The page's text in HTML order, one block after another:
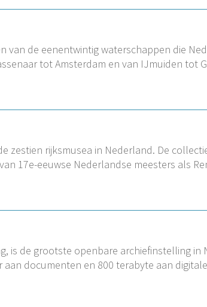
van de eenentwintig waterschappen die
tot Amsterdam en van IJmuiden tot
zestien rijksmusea in Nederland. De
17e-eeuwse Nederlandse meesters als
is de grootste openbare archiefinstelling
documenten en 800 terabyte aan